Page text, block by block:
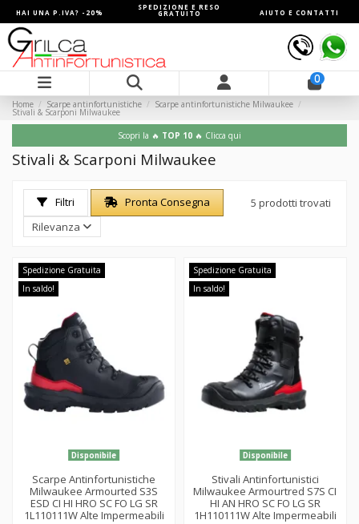
HAI UNA P.IVA? -20%
SPEDIZIONE E RESO
GRATUITO AIUTO E CONTATTI
0
Home Scarpe antinfortunistiche Scarpe antinfortunistiche Milwaukee
Stivali & Scarponi Milwaukee
Scopri la 🔥 TOP 10 🔥 Clicca qui
Stivali & Scarponi Milwaukee
Filtri Pronta Consegna
5 prodotti trovati
Rilevanza
Spedizione Gratuita
In saldo!
Disponibile
Scarpe Antinfortunistiche
Milwaukee Armourted S3S
ESD CI HI HRO SC FO LG SR
1L110111W Alte Impermeabili
Spedizione Gratuita
In saldo!
Disponibile
Stivali Antinfortunistici
Milwaukee Armourtred S7S CI
HI AN HRO SC FO LG SR
1H110111W Alte Impermeabili